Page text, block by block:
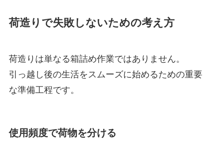
荷造りで失敗しないための考え方
荷造りは単なる箱詰め作業ではありません。
引っ越し後の生活をスムーズに始めるための重要
な準備工程です。
使用頻度で荷物を分ける